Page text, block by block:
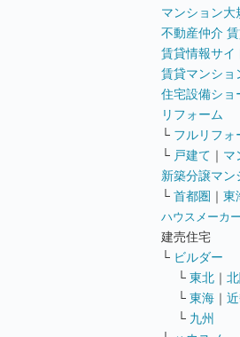
マンション大
不動産仲介
賃貸情報サイ
賃貸マンショ
住宅設備ショ
リフォーム
└ フルリフォ
└ 戸建て ｜ マ
新築分譲マン
└ 首都圏 ｜ 東
ハウスメーカ
建売住宅
└ ビルダー
└ 東北 ｜
└ 東海 ｜
└ 九州